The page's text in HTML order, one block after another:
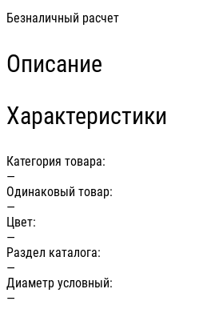
Безналичный расчет
Описание
Характеристики
Категория товара:
—
Одинаковый товар:
—
Цвет:
—
Раздел каталога:
—
Диаметр условный:
—